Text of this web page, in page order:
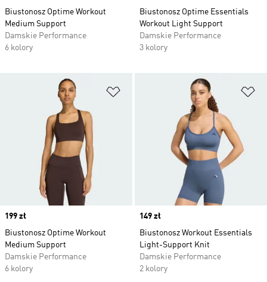
Biustonosz Optime Workout
Medium Support
Damskie Performance
6 kolory
Biustonosz Optime Essentials
Workout Light Support
Damskie Performance
3 kolory
Dodaj do listy życzeń
Price
199 zł
Biustonosz Optime Workout
Medium Support
Damskie Performance
6 kolory
Price
149 zł
Biustonosz Workout Essentials
Light-Support Knit
Damskie Performance
2 kolory